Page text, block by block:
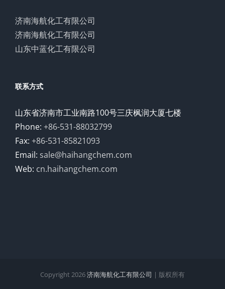
济南海航化工有限公司
济南海航化工有限公司
山东中蓝化工有限公司
联系方式
山东省济南市工业南路100号三庆枫润大厦七楼
Phone: +86-531-88032799
Fax: +86-531-85821093
Email: sale@haihangchem.com
Web: cn.haihangchem.com
Copyright 2026济南海航化工有限公司 | 版权所有